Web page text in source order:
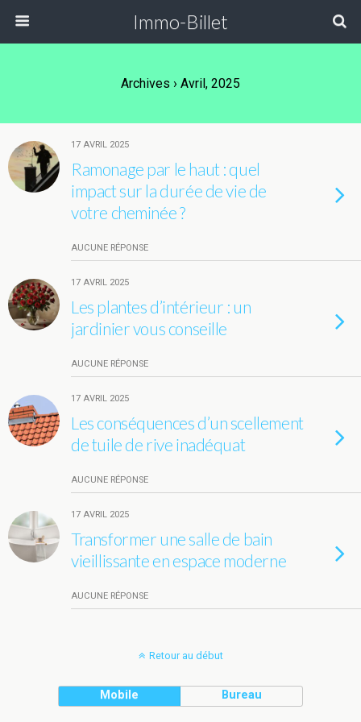
Immo-Billet
Archives › Avril, 2025
17 AVRIL 2025
Ramonage par le haut : quel
impact sur la durée de vie de
votre cheminée ?
AUCUNE RÉPONSE
17 AVRIL 2025
Les plantes d’intérieur : un
jardinier vous conseille
AUCUNE RÉPONSE
17 AVRIL 2025
Les conséquences d’un scellement
de tuile de rive inadéquat
AUCUNE RÉPONSE
17 AVRIL 2025
Transformer une salle de bain
vieillissante en espace moderne
AUCUNE RÉPONSE
Retour au début
Mobile Bureau